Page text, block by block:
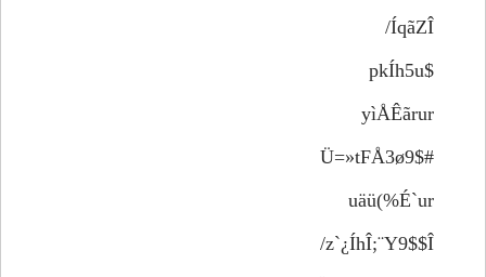
ÍqãZÎ/
$pkÍh5u
yìÅÊãrur
Ü=»tFÅ3ø9$#
uäü(%É`ur
z`¿ÍhÎ;¨Y9$$Î/